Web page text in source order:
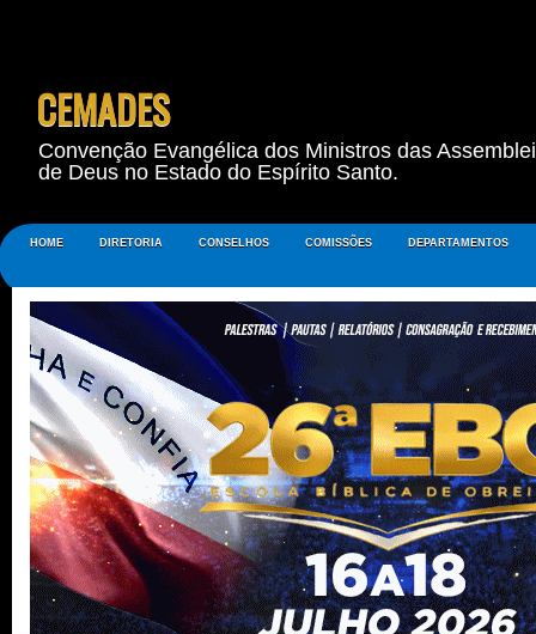
CEMADES
Convenção Evangélica dos Ministros das
de Deus no Estado do Espírito Santo.
HOME DIRETORIA CONSELHOS COMISSÕES DEPARTAMENTOS